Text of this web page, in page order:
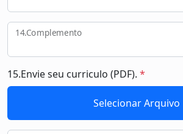
14.Complemento
15.Envie seu curriculo (PDF). *
Selecionar Arquivo